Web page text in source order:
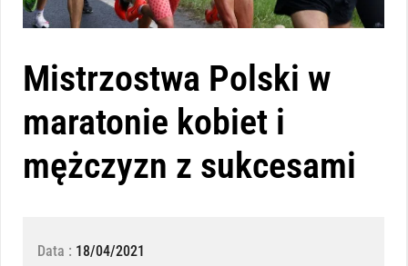
Mistrzostwa Polski w
maratonie kobiet i
mężczyzn z sukcesami
Data : 18/04/2021